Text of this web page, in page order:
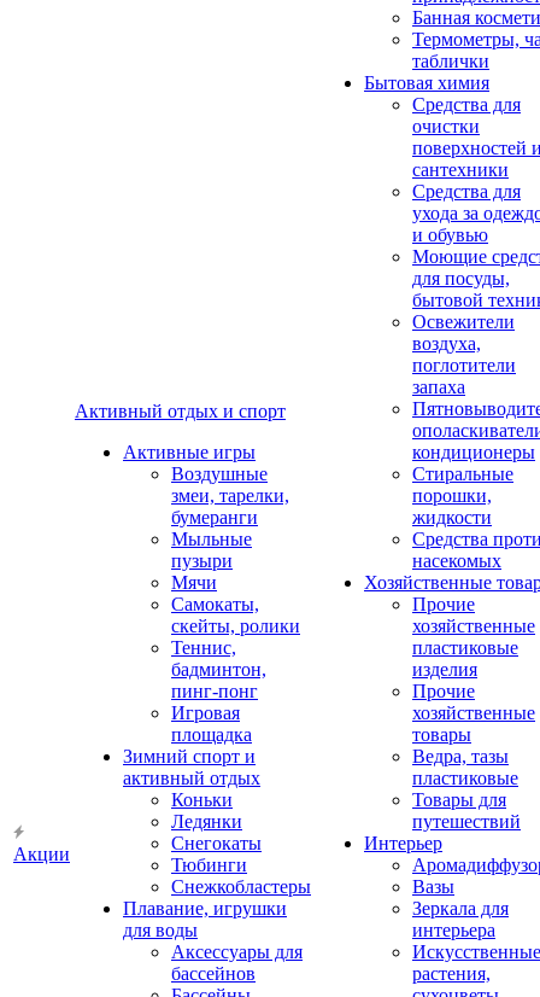
Акции
Активный отдых и спорт
Активные игры
Воздушные
змеи, тарелки,
бумеранги
Мыльные
пузыри
Мячи
Самокаты,
скейты, ролики
Теннис,
бадминтон,
пинг-понг
Игровая
площадка
Зимний спорт и
активный отдых
Коньки
Ледянки
Снегокаты
Тюбинги
Снежкобластеры
Плавание, игрушки
для воды
Аксессуары для
бассейнов
Банная
Термометры,
таблички
Бытовая химия
Средства для
очистки
поверхностей
сантехники
Средства для
ухода за
и обувью
Моющие
для посуды,
бытовой
Освежители
воздуха,
поглотители
запаха
кондиционеры
Стиральные
порошки,
жидкости
Средства
насекомых
Хозяйственные
Прочие
хозяйственные
пластиковые
изделия
Прочие
хозяйственные
товары
Ведра, тазы
пластиковые
Товары для
путешествий
Интерьер
Вазы
Зеркала для
интерьера
Искусственные
растения,